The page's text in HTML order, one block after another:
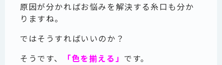
原因が分かればお悩みを解決する糸口も分か
りますね。
ではそうすればいいのか？
そうです、
「色を揃える」 です。